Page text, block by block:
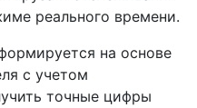
реального времени.
на основе
с учетом
точные цифры